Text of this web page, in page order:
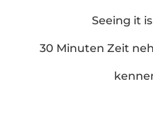
Seeing it
30 Minuten Zeit